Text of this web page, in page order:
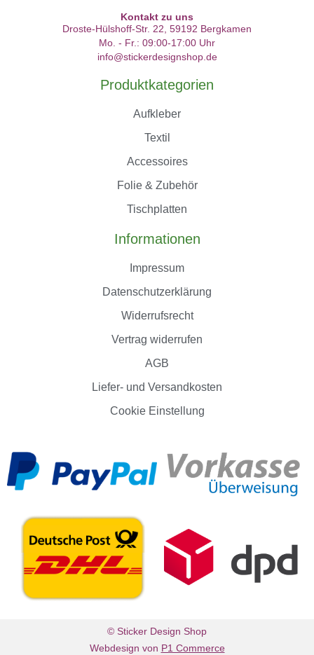
Kontakt zu uns
Droste-Hülshoff-Str. 22, 59192 Bergkamen
Mo. - Fr.: 09:00-17:00 Uhr
info@stickerdesignshop.de
Produktkategorien
Aufkleber
Textil
Accessoires
Folie & Zubehör
Tischplatten
Informationen
Impressum
Datenschutzerklärung
Widerrufsrecht
Vertrag widerrufen
AGB
Liefer- und Versandkosten
Cookie Einstellung
© Sticker Design Shop
Webdesign von P1 Commerce